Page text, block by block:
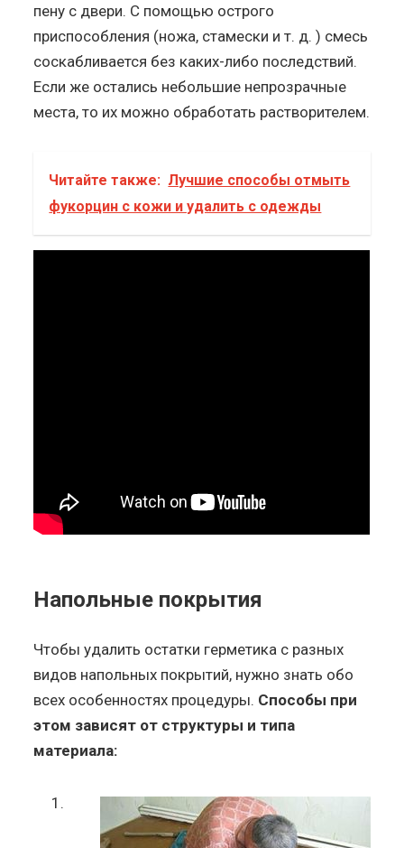
пену с двери. С помощью острого
приспособления (ножа, стамески и т. д. ) смесь
соскабливается без каких-либо последствий.
Если же остались небольшие непрозрачные
места, то их можно обработать растворителем.
Читайте также: Лучшие способы отмыть
фукорцин с кожи и удалить с одежды
Напольные покрытия
Чтобы удалить остатки герметика с разных
видов напольных покрытий, нужно знать обо
всех особенностях процедуры. Способы при
этом зависят от структуры и типа
материала: